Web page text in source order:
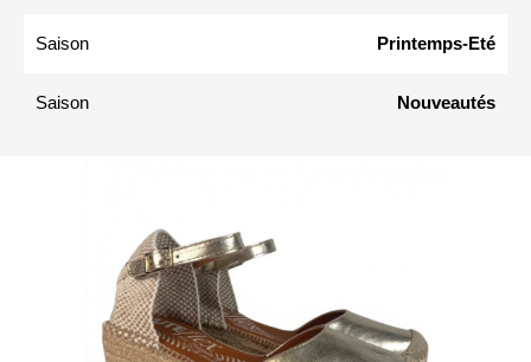
Saison Printemps-Eté
Saison Nouveautés